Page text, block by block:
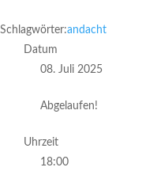
Schlagwörter:andacht
Datum
08. Juli 2025
Abgelaufen!
Uhrzeit
18:00